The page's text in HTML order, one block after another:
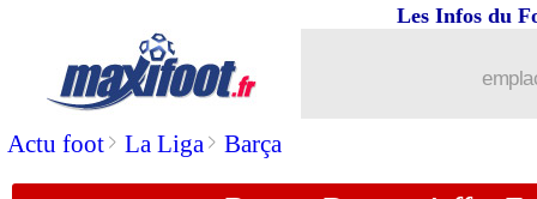
Actu foot> La Liga> Barça
Les Infos du
: Nantes-Auxerre, les compos
25/08 L1: Strasbourg-Rennes, les compos
Man Utd : Ugarte, un plan B nommé